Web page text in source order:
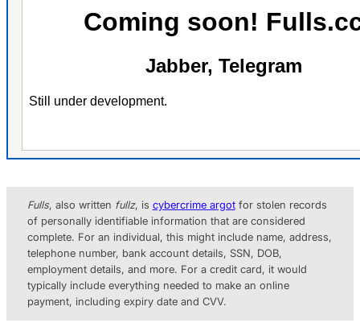
Fulls, also written fullz, is cybercrime argotfor stolen records
of personally identifiable information that are considered
complete. For an individual, this might include name, address,
telephone number, bank account details, SSN, DOB,
employment details, and more. For a credit card, it would
typically include everything needed to make an online
payment, including expiry date and CVV.